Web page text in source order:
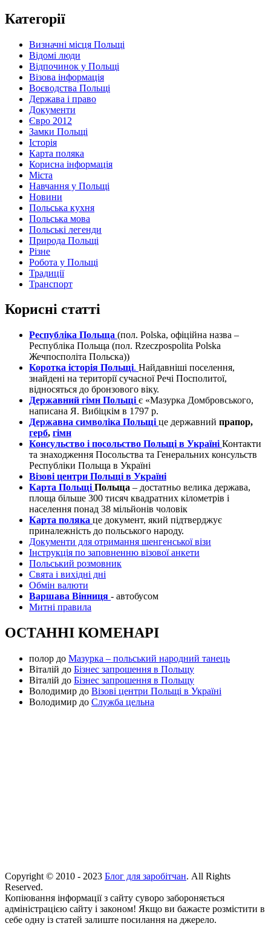
Категорії
Визначні місця Польщі
Відомі люди
Відпочинок у Польщі
Візова інформація
Воєводства Польщі
Держава і право
Документи
Євро 2012
Замки Польщі
Історія
Карта поляка
Корисна інформація
Міста
Навчання у Польщі
Новини
Польська кухня
Польська мова
Польські легенди
Природа Польщі
Різне
Робота у Польщі
Традиції
Транспорт
Корисні статті
Республіка Польща (пол. Polska, офіційна назва –
Республіка Польща (пол. Rzeczpospolita Polska
Жечпосполіта Польска))
Коротка історія Польщі. Найдавніші поселення,
знайдені на території сучасної Речі Посполитої,
відносяться до бронзового віку.
Державний гімн Польщі є «Мазурка Домбровського,
написана Я. Вибіцкім в 1797 р.
Державна символіка Польщі це державний прапор,
герб, гімн
Консульство і посольство Польщі в Україні Контакти
та знаходження Посольства та Генеральних консульств
Республіки Польща в Україні
Візові центри Польщі в Україні
Карта Польщі Польща – достатньо велика держава,
площа більше 300 тисяч квадратних кілометрів і
населення понад 38 мільйонів чоловік
Карта поляка це документ, який підтверджує
приналежність до польського народу.
Документи для отримання шенгенської візи
Інструкція по заповненню візової анкети
Польський розмовник
Свята і вихідні дні
Обмін валюти
Варшава Вінниця - автобусом
Митні правила
ОСТАННІ КОМЕНАРІ
полор до Мазурка – польський народний танець
Віталій до Бізнес запрошення в Польщу
Віталій до Бізнес запрошення в Польщу
Володимир до Візові центри Польщі в Україні
Володимир до Служба цельна
Copyright © 2010 - 2023 Блог для заробітчан. All Rights
Reserved.
Копіювання інформації з сайту суворо забороняється
адміністрацією сайту і законом! Якщо ви бажаєте розмістити в
себе одну із статей залиште посилання на джерело.